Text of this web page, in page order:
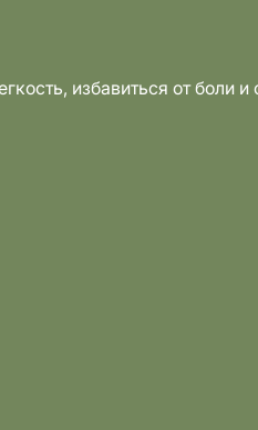
избавиться от боли и